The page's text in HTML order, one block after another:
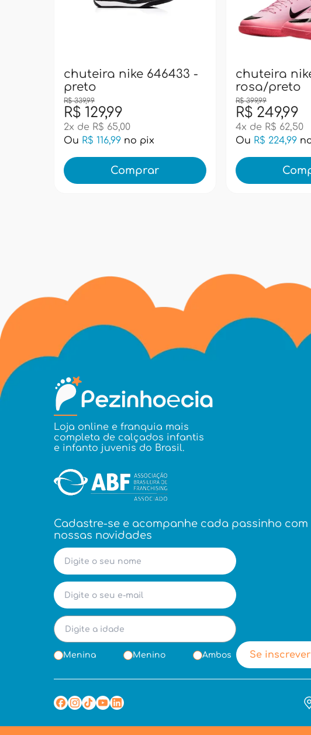
chuteira nike 646433 -
preto
R$ 129,99
R$ 339,99
2x de R$ 65,00
Ou R$ 116,99 no pix
Comprar
chuteira
rosa/preto
R$ 249,99
R$ 399,99
4x de R$ 62,50
Ou R$ 224,99
Loja online e franquia mais
completa de calçados infantis
e infanto juvenis do Brasil.
Cadastre-se e acompanhe cada passinho com
nossas novidades
Menina Menino Ambos Se inscrever